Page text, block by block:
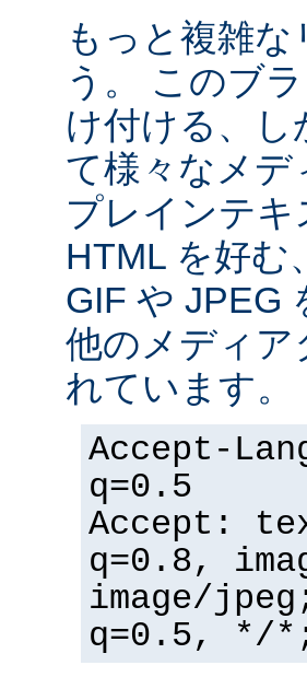
もっと複雑
う。 このブ
け付ける、
て様々なメデ
プレインテ
HTML を好む
GIF や JPEG
他のメディア
れています。
Accept-
q=0.5
Accept:
q=0.8,
image/
q=0.5, */